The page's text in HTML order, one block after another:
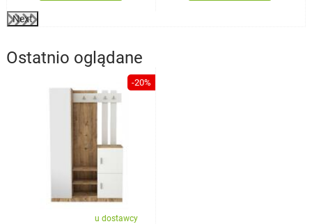
Next
Ostatnio oglądane
-20%
u dostawcy